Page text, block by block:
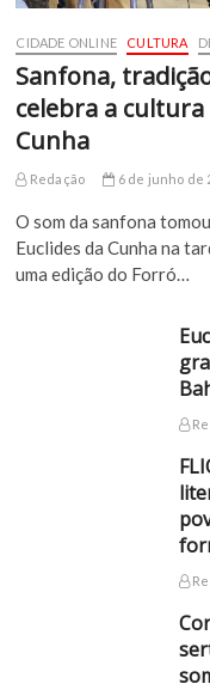
CIDADE ONLINE CULTURA
Sanfona,
celebra a
Cunha
Redação 6 de junho de
O som da sanfona
Euclides da Cunha na
uma edição do Forró…